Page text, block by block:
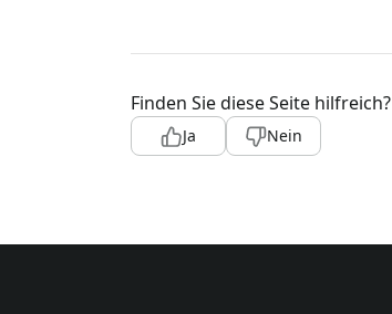
Finden Sie diese Seite hilfreich?
Ja Nein